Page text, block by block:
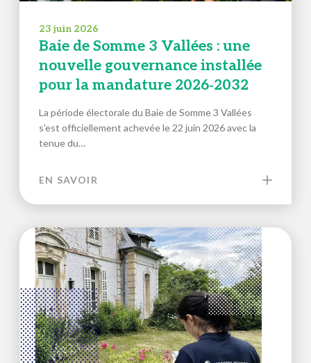
23 juin 2026
Baie de Somme 3 Vallées : une
nouvelle gouvernance installée
pour la mandature 2026‑2032
La période électorale du Baie de Somme 3 Vallées
s’est officiellement achevée le 22 juin 2026 avec la
tenue du…
EN SAVOIR